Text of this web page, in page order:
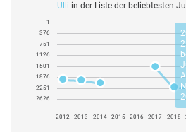
Ulli in der Liste der beliebtesten
1
376
751
1126
1501
1876
2251
2626
2012 2013 2014 2015 2016 2017 2018